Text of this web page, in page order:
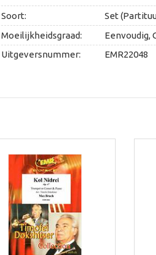
Soort:
Set
Moeilijkheidsgraad:
Eenvoudig,
Uitgeversnummer:
EMR22048